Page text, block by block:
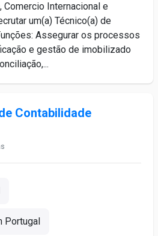
Internacional e
um(a) Técnico(a) de
Assegurar os processos
e gestão de imobilizado
Contabilidade
Portugal